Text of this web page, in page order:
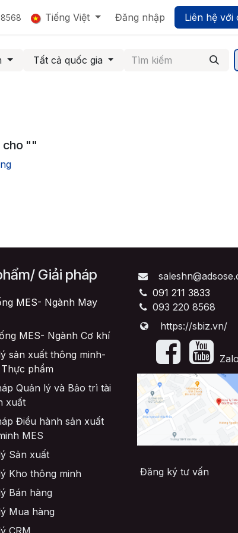
Tuyển dụng SmartBiz UMP - Nền tảng Quản trị
Tiếng Việt Đăng nhập Liên hệ với
Tất cả quốc gia
cho ""
Giải pháp
MES- Ngành May
MES- Ngành Cơ khí
sản xuất thông minh-
phẩm
Quản lý và Bảo trì tài
xuất
Điều hành sản xuất
MES
Sản xuất
Kho thông minh
Bán hàng
Mua hàng
CRM
091 211 3833
093 220 8568
https://sbiz.vn/
​Zalo
Đăng ký tư vấn